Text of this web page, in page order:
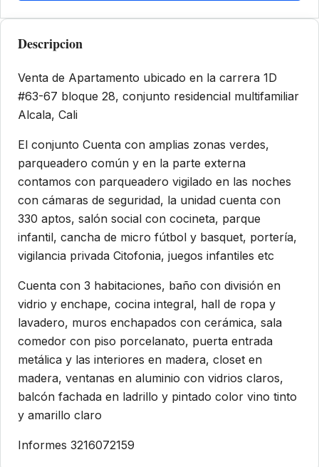
Descripcion
Venta de Apartamento ubicado en la carrera 1D
#63-67 bloque 28, conjunto residencial multifamiliar
Alcala, Cali
El conjunto Cuenta con amplias zonas verdes,
parqueadero común y en la parte externa
contamos con parqueadero vigilado en las noches
con cámaras de seguridad, la unidad cuenta con
330 aptos, salón social con cocineta, parque
infantil, cancha de micro fútbol y basquet, portería,
vigilancia privada Citofonia, juegos infantiles etc
Cuenta con 3 habitaciones, baño con división en
vidrio y enchape, cocina integral, hall de ropa y
lavadero, muros enchapados con cerámica, sala
comedor con piso porcelanato, puerta entrada
metálica y las interiores en madera, closet en
madera, ventanas en aluminio con vidrios claros,
balcón fachada en ladrillo y pintado color vino tinto
y amarillo claro
Informes 3216072159